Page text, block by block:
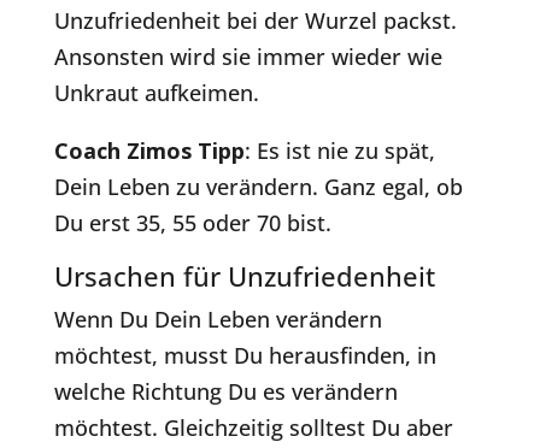
Unzufriedenheit bei der Wurzel packst.
Ansonsten wird sie immer wieder wie
Unkraut aufkeimen.
Coach Zimos Tipp: Es ist nie zu spät,
Dein Leben zu verändern. Ganz egal, ob
Du erst 35, 55 oder 70 bist.
Ursachen für Unzufriedenheit
Wenn Du Dein Leben verändern
möchtest, musst Du herausfinden, in
welche Richtung Du es verändern
möchtest. Gleichzeitig solltest Du aber